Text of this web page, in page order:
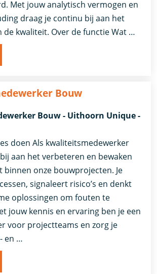
Met jouw analytisch vermogen en
draag je continu bij aan het
de kwaliteit. Over de functie Wat …
Bouw
Bouw - Uithoorn Unique -
doen Als kwaliteitsmedewerker
aan het verbeteren en bewaken
binnen onze bouwprojecten. Je
signaleert risico’s en denkt
oplossingen om fouten te
jouw kennis en ervaring ben je een
voor projectteams en zorg je
en …